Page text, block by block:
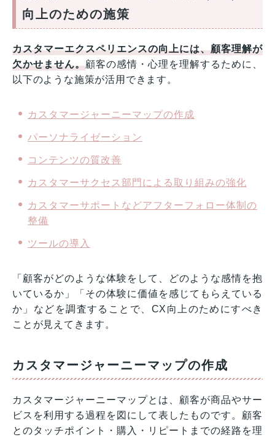
向上のための施策
カスタマーエクスペリエンスの向上には、顧客理解が
欠かせません。顧客の感情・心理を理解するために、
以下のような施策が活用できます。
カスタマージャーニーマップの作成
パーソナライゼーション
コンテンツの質改善
カスタマーサクセス部門による取り組みの強化
カスタマーサポートなどアフターフォロー体制の
整備
ツールの導入
「顧客がどのような体験をして、どのような感情を抱
いているか」「その体験に価値を感じてもらえている
か」などを調査することで、CX向上のためにすべき
ことが見えてきます。
カスタマージャーニーマップの作成
カスタマージャーニーマップとは、顧客が商品やサー
ビスを利用する過程を図にして表したものです。顧客
とのタッチポイント・購入・リピートまでの経路を理